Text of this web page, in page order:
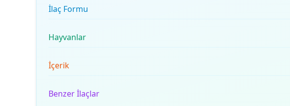
İlaç Formu
Hayvanlar
İçerik
Benzer İlaçlar